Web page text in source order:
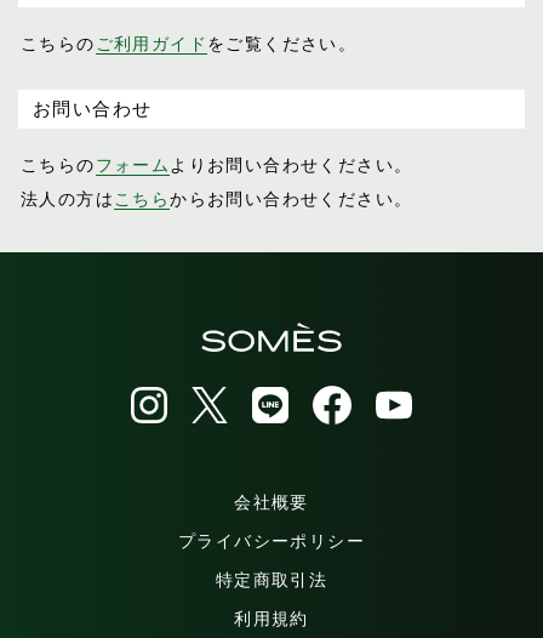
こちらのご利用ガイド をご覧ください。
お問い合わせ
こちらのフォームよりお問い合わせください。
法人の方はこちらからお問い合わせください。
会社概要
プライバシーポリシー
特定商取引法
利用規約